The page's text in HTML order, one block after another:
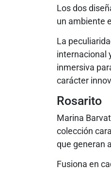
Los dos
un ambiente
La
internacional
inmersiva
carácter
Rosarito
Marina
colección
que generan
Fusiona en